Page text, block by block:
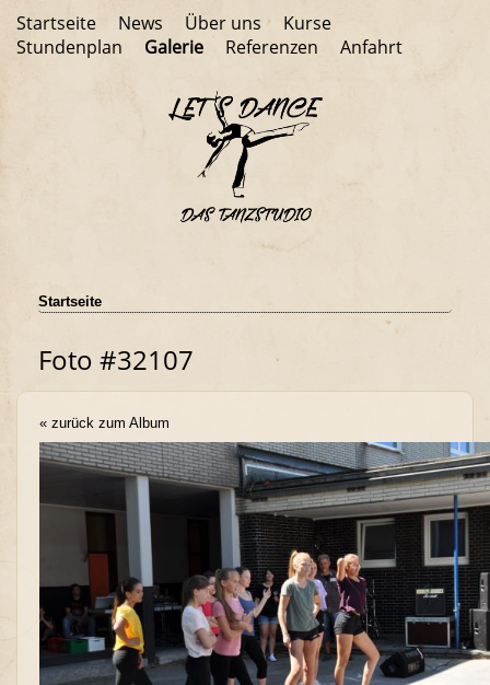
Startseite News Über uns
Kurse
Stundenplan
Galerie Referenzen Anfahrt
Startseite
Foto #32107
« zurück zum Album